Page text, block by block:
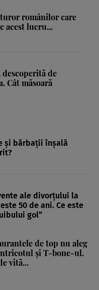
românilor care
acest lucru...
descoperită de
Cât măsoară
și bărbații înșală
ale divorțului la
50 de ani. Ce este
gol”
de top nu aleg
și T-bone-ul.
vită...